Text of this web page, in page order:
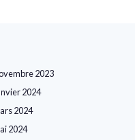
2023
2024
2024
2024